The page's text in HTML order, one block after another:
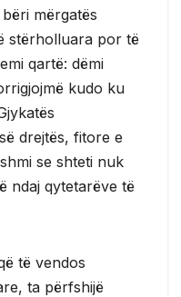
mërgatës
stërholluara por të
qartë: dëmi
kudo ku
drejtës, fitore e
se shteti nuk
ndaj qytetarëve të
të vendos
ta përfshijë